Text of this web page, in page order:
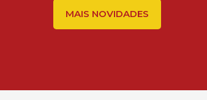
MAIS NOVIDADES